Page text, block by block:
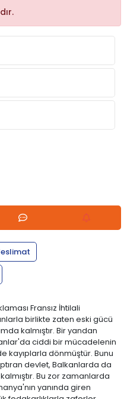
Fransız İhtilali
birlikte zaten eski gücü
kalmıştır. Bir yandan
ciddi bir mücadelenin
kayıplarla dönmüştür. Bunu
devlet, Balkanlarda da
Bu zor zamanlarda
yanında giren